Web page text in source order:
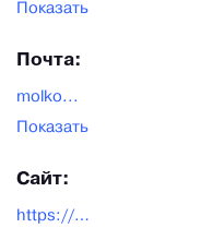
Показать
Почта:
molko...
Показать
Сайт:
https://beldolina.com/